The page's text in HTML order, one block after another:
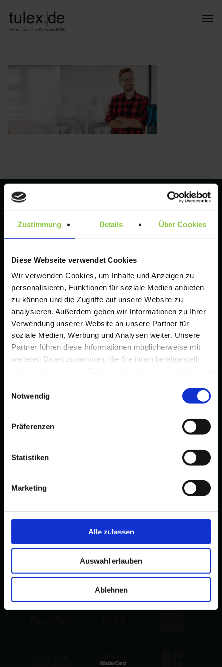
Zustimmung Details Über Cookies
Diese Webseite verwendet Cookies
Wir verwenden Cookies, um Inhalte und Anzeigen zu
personalisieren, Funktionen für soziale Medien anbieten
zu können und die Zugriffe auf unsere Website zu
analysieren. Außerdem geben wir Informationen zu Ihrer
Verwendung unserer Website an unsere Partner für
soziale Medien, Werbung und Analysen weiter. Unsere
Partner führen diese Informationen möglicherweise mit
weiteren Daten zusammen, die Sie ihnen bereitgestellt
Notwendig
Präferenzen
Statistiken
Marketing
Alle zulassen
Auswahl erlauben
Ablehnen
Haben Sie Fragen?
+49 30 33 00 79 16 Mo – Fr: 10 –
Amazon Brand Registry – Voraussetzungen, Vorteile
und rechtliche Anforderungen für Markeninhaber
Wenn Marken zu ähnlich sind: So prüfen Sie das Risiko
vor Anmeldung und Launch (DE & EU)
Leitfaden für Startups: Wie finde ich einen
unterscheidungskräftigen Markennamen?
Deutschland und der EU
Waren und Dienstleistungsverzeichnis
Datenschutzbestimmung
Zahlungsarten